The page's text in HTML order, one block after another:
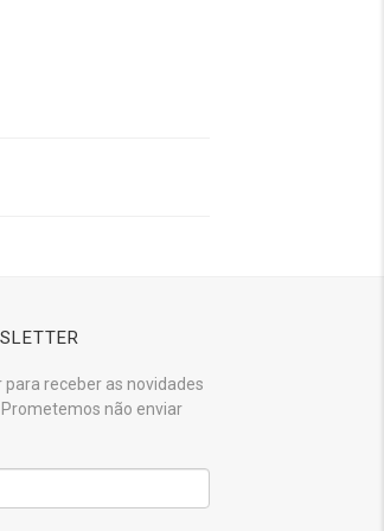
receber as novidades
não enviar